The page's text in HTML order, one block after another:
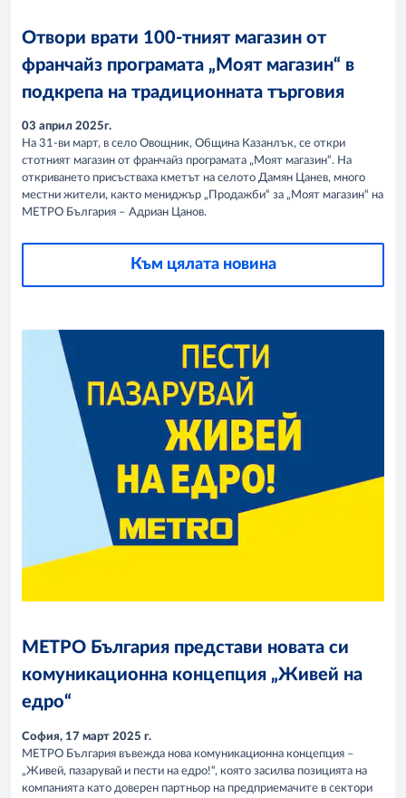
Отвори врати 100-тният магазин от
франчайз програмата „Моят магазин“ в
подкрепа на традиционната търговия
03 април 2025г.
На 31-ви март, в село Овощник, Община Казанлък, се откри
стотният магазин от франчайз програмата „Моят магазин“. На
откриването присъстваха кметът на селото Дамян Цанев, много
местни жители, както мениджър „Продажби“ за „Моят магазин“ на
МЕТРО България – Адриан Цанов.
Към цялата новина
МЕТРО България представи новата си
комуникационна концепция „Живей на
едро“
София, 17 март 2025 г.
МЕТРО България въвежда нова комуникационна концепция –
„Живей, пазарувай и пести на едро!“, която засилва позицията на
компанията като доверен партньор на предприемачите в сектори